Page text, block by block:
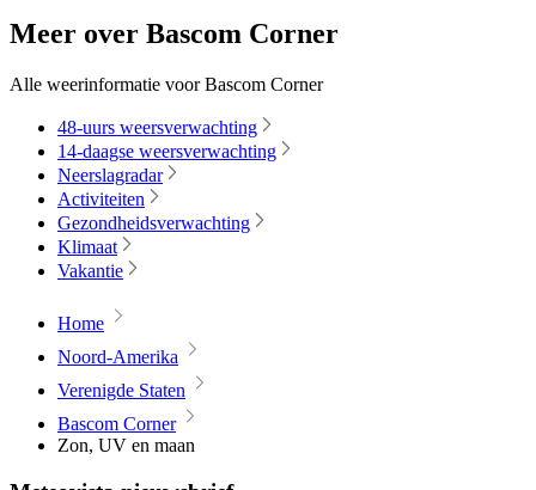
Meer over Bascom Corner
Alle weerinformatie voor Bascom Corner
48-uurs weersverwachting
14-daagse weersverwachting
Neerslagradar
Activiteiten
Gezondheidsverwachting
Klimaat
Vakantie
Home
Noord-Amerika
Verenigde Staten
Bascom Corner
Zon, UV en maan